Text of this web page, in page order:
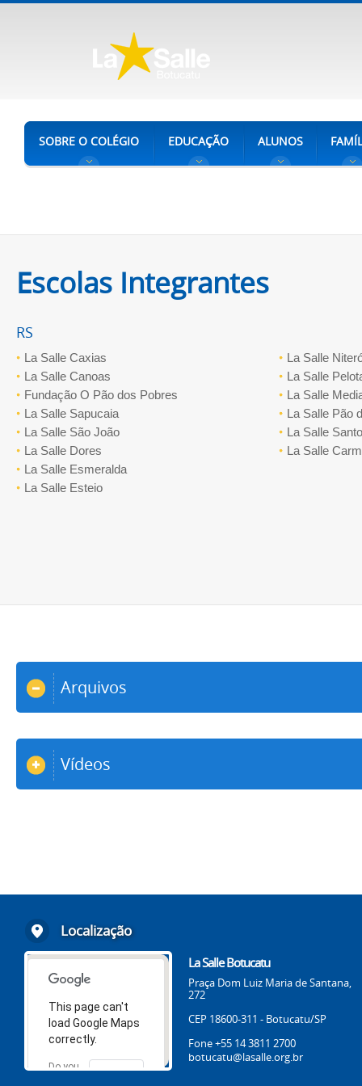
SOBRE O COLÉGIO EDUCAÇÃO ALUNOS
Escolas Integrantes
RS
La Salle Caxias
La Salle Canoas
Fundação O Pão dos Pobres
La Salle Sapucaia
La Salle São João
La Salle Dores
La Salle Esmeralda
La Salle Esteio
La Salle
La Salle
La Salle
La Salle Pão
La Salle
La Salle
Arquivos
Vídeos
Localização
This page can't
load Google Maps
correctly.
Do you
OK
La Salle Botucatu
Praça Dom Luiz Maria de Santana,
272
CEP 18600-311 - Botucatu/SP
Fone +55 14 3811 2700
botucatu@lasalle.org.br